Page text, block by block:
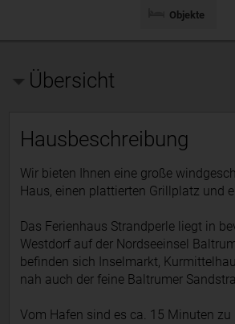
Objekte
Übersicht
Hausbeschreibung
Wir bieten Ihnen eine große
Haus, einen plattierten Grillplatz und
Das Ferienhaus Strandperle liegt in
Westdorf auf der Nordseeinsel
befinden sich Inselmarkt,
nah auch der feine Baltrumer
Vom Hafen sind es ca. 15 Minuten zu